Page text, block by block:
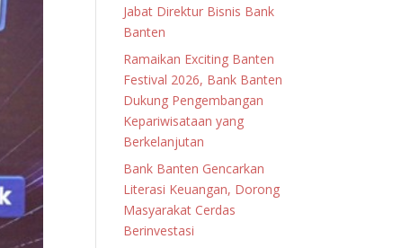
Jabat Direktur Bisnis Bank
Banten
Ramaikan Exciting Banten
Festival 2026, Bank Banten
Dukung Pengembangan
Kepariwisataan yang
Berkelanjutan
Bank Banten Gencarkan
Literasi Keuangan, Dorong
Masyarakat Cerdas
Berinvestasi